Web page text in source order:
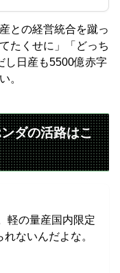
との経営統合を蹴っ
たくせに」「どっち
し日産も5500億赤字
。
ダの活路はこ
軽の量産国内限定
ないんだよな。